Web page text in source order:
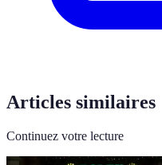
Articles similaires
Continuez votre lecture